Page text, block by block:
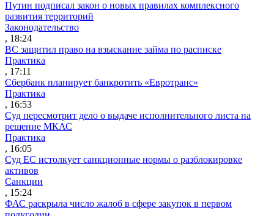
Путин подписал закон о новых правилах комплексного
развития территорий
Законодательство
, 18:24
ВС защитил право на взыскание займа по расписке
Практика
, 17:11
Сбербанк планирует банкротить «Евротранс»
Практика
, 16:53
Суд пересмотрит дело о выдаче исполнительного листа на
решение МКАС
Практика
, 16:05
Суд ЕС истолкует санкционные нормы о разблокировке
активов
Санкции
, 15:24
ФАС раскрыла число жалоб в сфере закупок в первом